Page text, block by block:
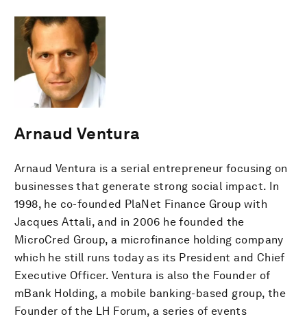
Arnaud Ventura
Arnaud Ventura is a serial entrepreneur focusing on
businesses that generate strong social impact. In
1998, he co-founded PlaNet Finance Group with
Jacques Attali, and in 2006 he founded the
MicroCred Group, a microfinance holding company
which he still runs today as its President and Chief
Executive Officer. Ventura is also the Founder of
mBank Holding, a mobile banking-based group, the
Founder of the LH Forum, a series of events